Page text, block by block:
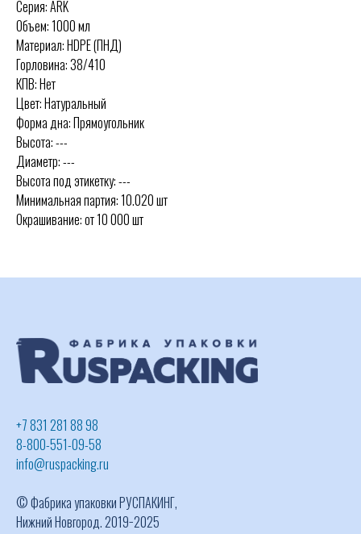
Серия: ARK
Объем: 1000 мл
Материал: HDPE (ПНД)
Горловина: 38/410
КПВ: Нет
Цвет: Натуральный
Форма дна: Прямоугольник
Высота: ---
Диаметр: ---
Высота под этикетку: ---
Минимальная партия: 10.020 шт
Окрашивание: от 10 000 шт
+7 831 281 88 98
8-800-551-09-58
info@ruspacking.ru
© Фабрика упаковки РУСПАКИНГ,
Нижний Новгород. 2019−2025